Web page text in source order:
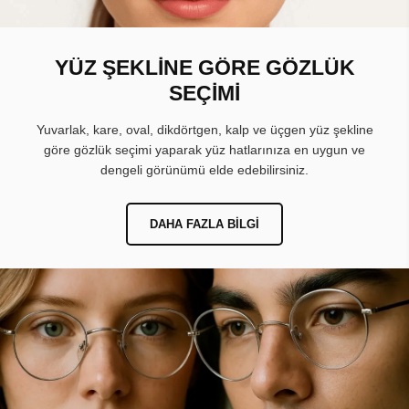
YÜZ ŞEKLİNE GÖRE GÖZLÜK
SEÇİMİ
Yuvarlak, kare, oval, dikdörtgen, kalp ve üçgen yüz şekline
göre gözlük seçimi yaparak yüz hatlarınıza en uygun ve
dengeli görünümü elde edebilirsiniz.
DAHA FAZLA BILGI